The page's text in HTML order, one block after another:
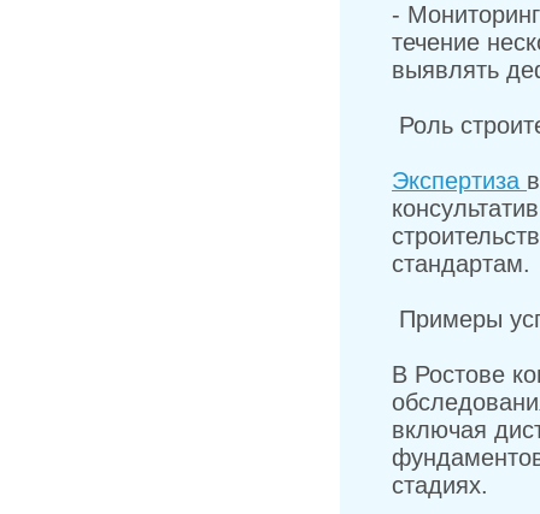
-
течение
выявлять
Роль
Экспертиза
стандартам.
Примеры
В Ростове
включая
стадиях.